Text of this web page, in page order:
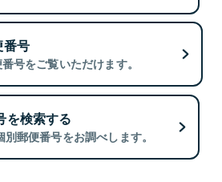
番号
号をご覧いただけます。
を検索する
郵便番号をお調べします。